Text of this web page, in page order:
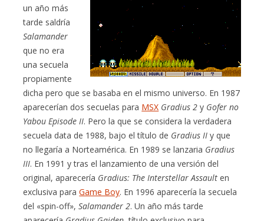
un año más
tarde saldría
Salamander
que no era
una secuela
propiamente
dicha pero que se basaba en el mismo universo. En 1987
aparecerían dos secuelas para MSX Gradius 2 y Gofer no
Yabou Episode II. Pero la que se considera la verdadera
secuela data de 1988, bajo el título de Gradius II y que
no llegaría a Norteamérica. En 1989 se lanzaria Gradius
III. En 1991 y tras el lanzamiento de una versión del
original, aparecería Gradius: The Interstellar Assault en
exclusiva paraGame Boy. En 1996 aparecería la secuela
del «spin-off»,Salamander 2. Un año más tarde